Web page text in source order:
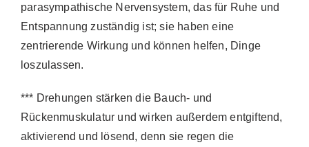
parasympathische Nervensystem, das für Ruhe und
Entspannung zuständig ist; sie haben eine
zentrierende Wirkung und können helfen, Dinge
loszulassen.
*** Drehungen stärken die Bauch- und
Rückenmuskulatur und wirken außerdem entgiftend,
aktivierend und lösend, denn sie regen die